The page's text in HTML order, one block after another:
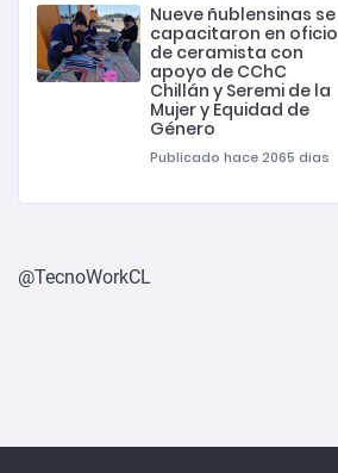
Nueve ñublensinas se
capacitaron en oficio
de ceramista con
apoyo de CChC
Chillán y Seremi de la
Mujer y Equidad de
Género
Publicado hace 2065 dias
@TecnoWorkCL